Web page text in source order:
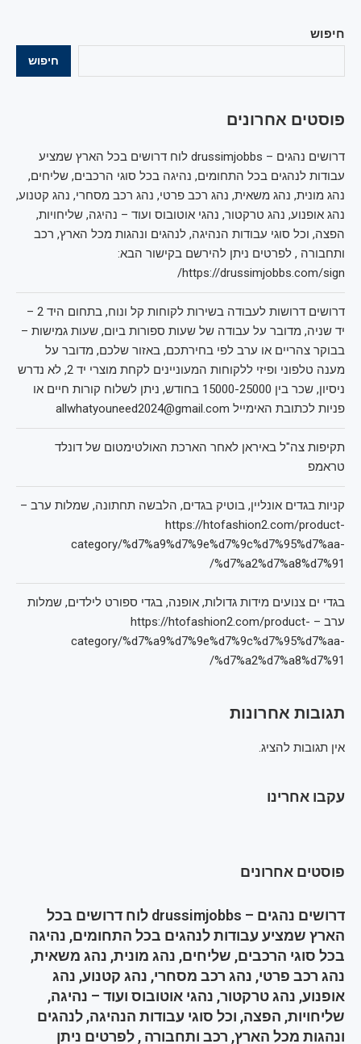
חיפוש
חיפוש
פוסטים אחרונים
דרושים נהגים – drussimjobbs לוח דרושים בכל הארץ שמציע
עבודות לנהגים בכל התחומים, נהיגה בכל סוגי הרכבים, שליחים,
נהג מונית, נהג משאית, נהג רכב פרטי, נהג רכב מסחרי, נהג קטנוע,
נהג אופנוע, נהג טרקטור, נהגי אוטובוס ועוד – נהיגה, שליחויות,
הפצה, וכל סוגי עבודות הנהיגה, לנהגים ונהגות מכל הארץ, רכב
ותחבורה , לפרטים ניתן להירשם בקישור הבא:
https://drussimjobbs.com/sign/
דרושים דרושות לעבודה בשירות לקוחות קל ונוח, בתחום היד 2 –
יד שניה, מדובר על עבודה של שעות ספורות ביום, שעות גמישות –
בבוקר צהריים או ערב לפי בחירתכם, באזור שלכם, מדובר על
מענה טלפוני ופיזי ללקוחות המעוניינים לקחת מוצרי יד 2, לא נדרש
ניסיון, שכר בין 15000-25000 בחודש, ניתן לשלוח קורות חיים או
פניות לכתובת האימייל allwhatyouneed2024@gmail.com
תקיפות צה"ל באיראן לאחר הארכת האולטימטום של דונלד
טראמפ
קניות בגדים אונליין, בוטיק בגדים, הלבשה תחתונה, שמלות ערב –
https://htofashion2.com/product-
category/%d7%a9%d7%9e%d7%9c%d7%95%d7%aa-
%d7%a2%d7%a8%d7%91/
בגדי ים צנועים מידות גדולות, אופנה, בגדי ספורט לילדים, שמלות
ערב – https://htofashion2.com/product-
category/%d7%a9%d7%9e%d7%9c%d7%95%d7%aa-
%d7%a2%d7%a8%d7%91/
תגובות אחרונות
אין תגובות להציג.
עקבו אחרינו
פוסטים אחרונים
דרושים נהגים – drussimjobbs לוח דרושים בכל
הארץ שמציע עבודות לנהגים בכל התחומים, נהיגה
בכל סוגי הרכבים, שליחים, נהג מונית, נהג משאית,
נהג רכב פרטי, נהג רכב מסחרי, נהג קטנוע, נהג
אופנוע, נהג טרקטור, נהגי אוטובוס ועוד – נהיגה,
שליחויות, הפצה, וכל סוגי עבודות הנהיגה, לנהגים
ונהגות מכל הארץ, רכב ותחבורה , לפרטים ניתן